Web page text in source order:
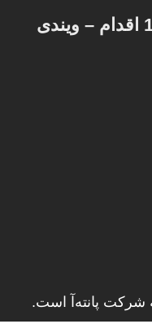
کتاب صوتی زندگی مثبت با 10 اقدام – ویندی
شرکت پانته‌آ است.